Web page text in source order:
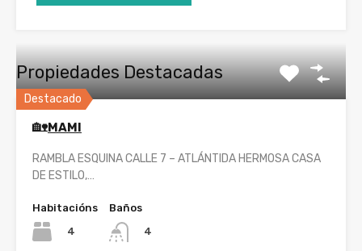
Propiedades Destacadas
Destacado
🏡MAMI
RAMBLA ESQUINA CALLE 7 – ATLÁNTIDA HERMOSA CASA
DE ESTILO,…
Habitacións
4
Baños
4